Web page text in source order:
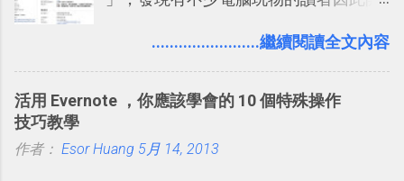
鴉牆上，從而禁止可能的祕密被你其他
Facebook確 實是目前最好的社群、社
有趣的交友聯繫： 例如你可以看到朋友
哪張相片中？或者有哪些朋友正熱衷於
........................繼續閱讀全文內容
活用 Evernote ，你應該學會的 10 個特殊操作
技巧教學
作者： Esor Huang 5月 14, 2013